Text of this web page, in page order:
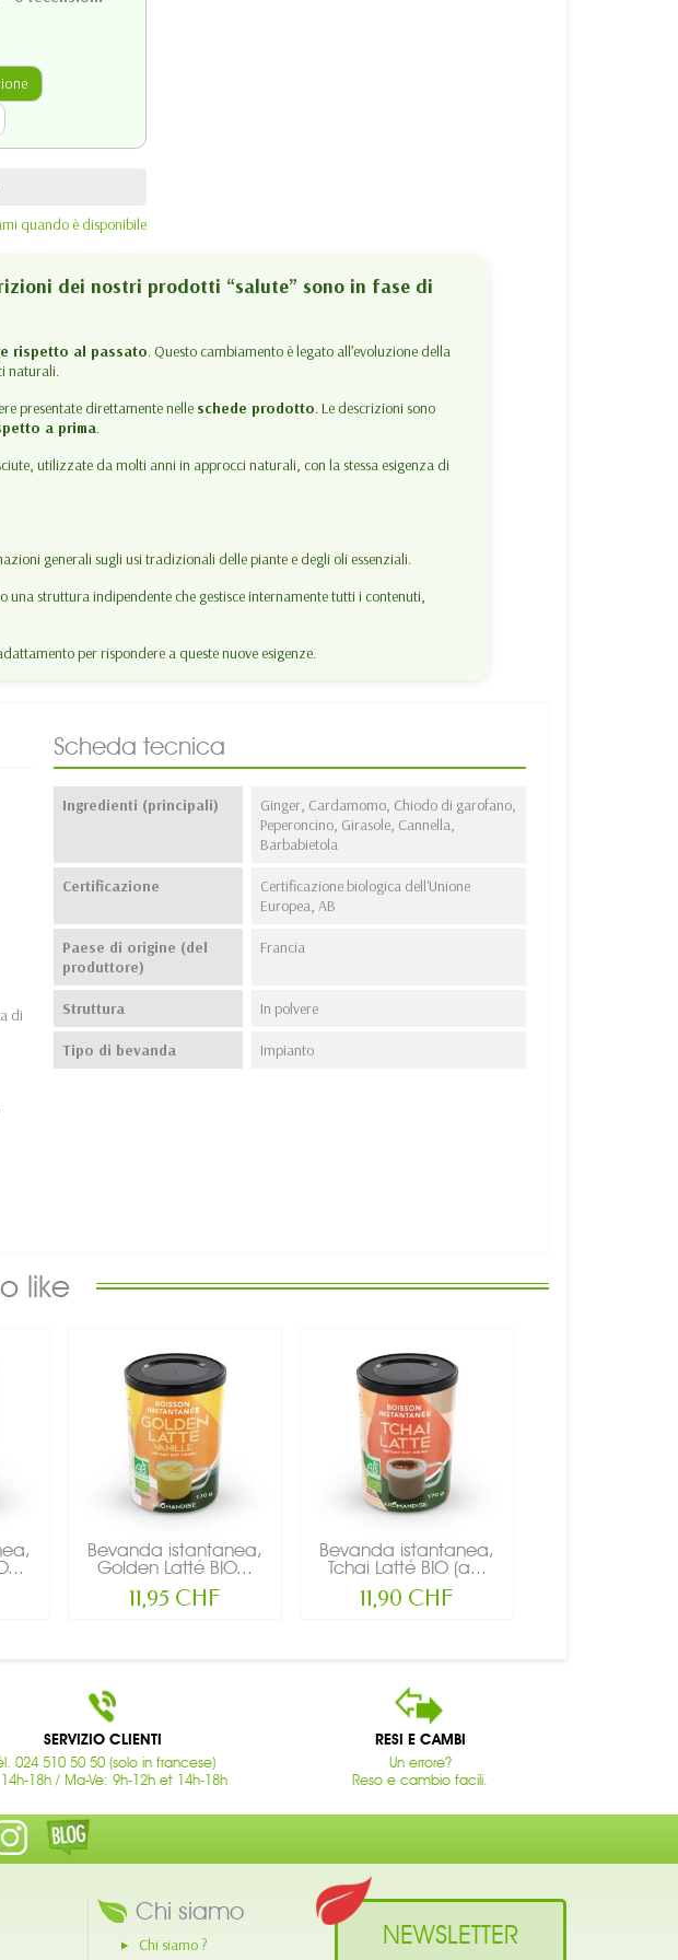
quando è disponibile
dei nostri prodotti “salute” sono in fase di
rispetto al passato. Questo cambiamento è legato all’evoluzione della
naturali.
presentate direttamente nelle schede prodotto. Le descrizioni sono
a prima.
utilizzate da molti anni in approcci naturali, con la stessa esigenza di
generali sugli usi tradizionali delle piante e degli oli essenziali.
una struttura indipendente che gestisce internamente tutti i contenuti,
per rispondere a queste nuove esigenze.
di
Scheda tecnica
Ingredienti (principali)
Ginger, Cardamomo, Chiodo di garofano,
Peperoncino, Girasole, Cannella,
Barbabietola
Certificazione
Certificazione biologica dell'Unione
Europea, AB
Paese di origine (del
produttore)
Francia
Struttura In polvere
Tipo di bevanda Impianto
like
Bevanda istantanea,
Golden Latté BIO...
11,95 CHF
Bevanda istantanea,
Tchai Latté BIO (a...
11,90 CHF
SERVIZIO CLIENTI
024 510 50 50 (solo in francese)
18h / Ma-Ve: 9h-12h et 14h-18h
RESI E CAMBI
Un errore?
Reso e cambio facili.
Chi siamo
Chi siamo ? NEWSLETTER